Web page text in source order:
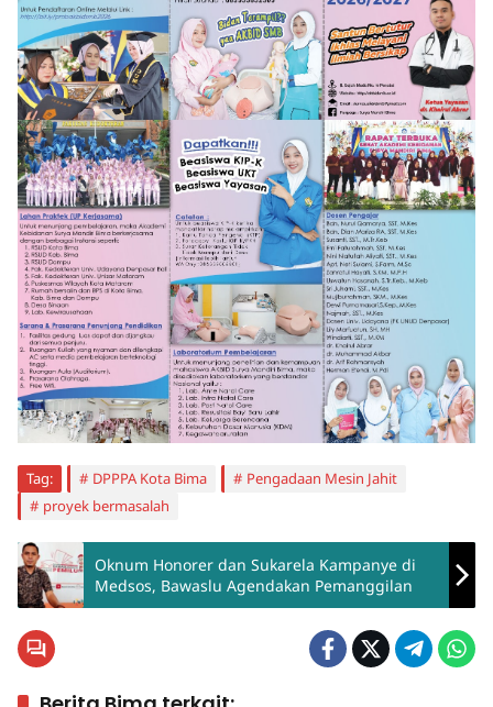
Tag: DPPPA Kota Bima
Pengadaan Mesin Jahit
proyek bermasalah
Oknum Honorer dan Sukarela Kampanye di
Medsos, Bawaslu Agendakan Pemanggilan